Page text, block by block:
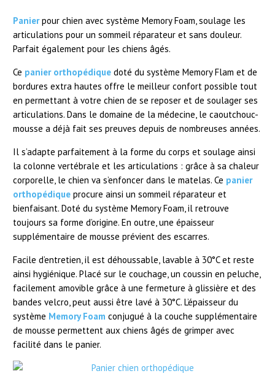
Panierpour chien avec système Memory Foam, soulage les
articulations pour un sommeil réparateur et sans douleur.
Parfait également pour les chiens âgés.
Ce panier orthopédique doté du système Memory Flam et de
bordures extra hautes offre le meilleur confort possible tout
en permettant à votre chien de se reposer et de soulager ses
articulations. Dans le domaine de la médecine, le caoutchouc-
mousse a déjà fait ses preuves depuis de nombreuses années.
Il s’adapte parfaitement à la forme du corps et soulage ainsi
la colonne vertébrale et les articulations : grâce à sa chaleur
corporelle, le chien va s’enfoncer dans le matelas. Ce panier
orthopédique procure ainsi un sommeil réparateur et
bienfaisant. Doté du système Memory Foam, il retrouve
toujours sa forme d’origine. En outre, une épaisseur
supplémentaire de mousse prévient des escarres.
Facile d’entretien, il est déhoussable, lavable à 30°C et reste
ainsi hygiénique. Placé sur le couchage, un coussin en peluche,
facilement amovible grâce à une fermeture à glissière et des
bandes velcro, peut aussi être lavé à 30°C. L’épaisseur du
système Memory Foam conjugué à la couche supplémentaire
de mousse permettent aux chiens âgés de grimper avec
facilité dans le panier.